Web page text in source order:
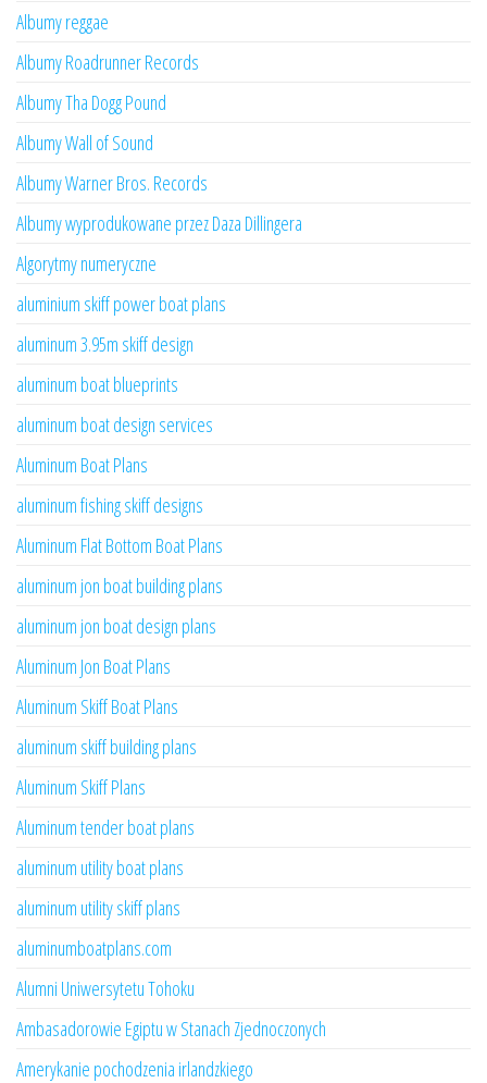
Albumy reggae
Albumy Roadrunner Records
Albumy Tha Dogg Pound
Albumy Wall of Sound
Albumy Warner Bros. Records
Albumy wyprodukowane przez Daza Dillingera
Algorytmy numeryczne
aluminium skiff power boat plans
aluminum 3.95m skiff design
aluminum boat blueprints
aluminum boat design services
Aluminum Boat Plans
aluminum fishing skiff designs
Aluminum Flat Bottom Boat Plans
aluminum jon boat building plans
aluminum jon boat design plans
Aluminum Jon Boat Plans
Aluminum Skiff Boat Plans
aluminum skiff building plans
Aluminum Skiff Plans
Aluminum tender boat plans
aluminum utility boat plans
aluminum utility skiff plans
aluminumboatplans.com
Alumni Uniwersytetu Tohoku
Ambasadorowie Egiptu w Stanach Zjednoczonych
Amerykanie pochodzenia irlandzkiego